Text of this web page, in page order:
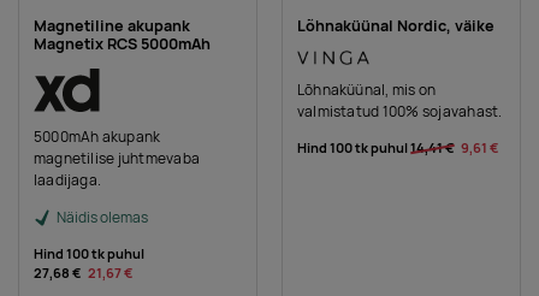
Magnetiline akupank
Magnetix RCS 5000mAh
5000mAh akupank
magnetilise juhtmevaba
laadijaga.
Näidis olemas
Hind 100 tk puhul
27,68 € 21,67 €
Lõhnaküünal Nordic, väike
Lõhnaküünal, mis on
valmistatud 100% sojavahast.
Hind 100 tk puhul14,41 € 9,61 €